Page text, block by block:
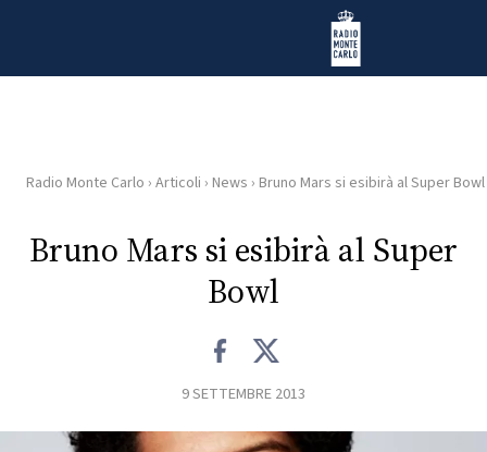
Radio Monte Carlo
HOME
RADIO
Radio Monte Carlo › Articoli › News › Bruno Mars si esibirà al Super Bowl
Bruno Mars si esibirà al Super
Bowl
9 SETTEMBRE 2013